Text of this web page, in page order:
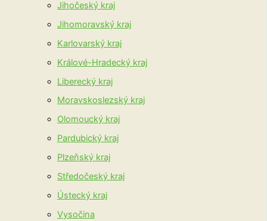
Jihočeský kraj
Jihomoravský kraj
Karlovarský kraj
Králové-Hradecký kraj
Liberecký kraj
Moravskoslezský kraj
Olomoucký kraj
Pardubický kraj
Plzeňský kraj
Středočeský kraj
Ústecký kraj
Vysočina